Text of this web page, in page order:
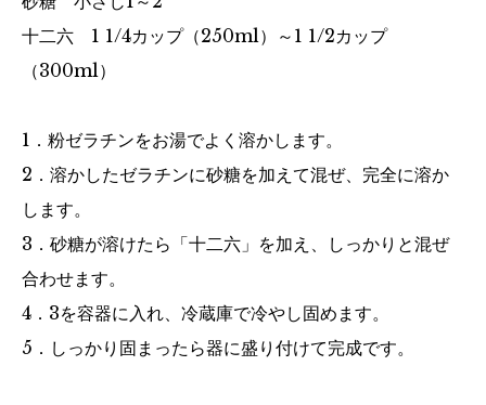
十二六 1 1/4カップ（250ml）～1 1/2カップ
（300ml）
1．粉ゼラチンをお湯でよく溶かします。
2．溶かしたゼラチンに砂糖を加えて混ぜ、完全に溶か
します。
3．砂糖が溶けたら「十二六」を加え、しっかりと混ぜ
合わせます。
4．3を容器に入れ、冷蔵庫で冷やし固めます。
5．しっかり固まったら器に盛り付けて完成です。